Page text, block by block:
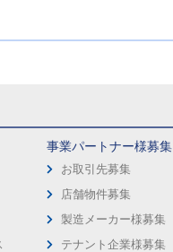
事業パートナー様募集
お取引先募集
店舗物件募集
製造メーカー様募集
テナント企業様募集